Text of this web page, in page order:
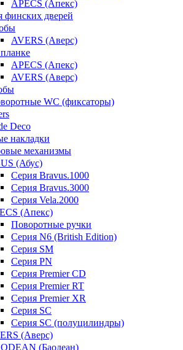
APECS (Апекс)
финских дверей
AVERS (Аверс)
APECS (Апекс)
AVERS (Аверс)
WC (фиксаторы)
Deco
накладки
механизмы
(Абус)
Серия Bravus.1000
Серия Bravus.3000
Серия Vela.2000
(Апекс)
Поворотные ручки
Серия N6 (British Edition)
Серия SM
Серия PN
Серия Premier CD
Серия Premier RT
Серия Premier XR
Серия SC
Серия SC (полуцилиндры)
(Аверс)
(Баодеан)